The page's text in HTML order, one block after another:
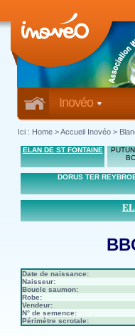
Inovéo
Ici : Home >Accueil Inovéo >
ELAN DE ST FONTAINE
DORUS TER
Date de naissance:
Naisseur:
Boucle saumon:
Robe:
Vendeur:
N° de semence:
Périmètre scrotale: